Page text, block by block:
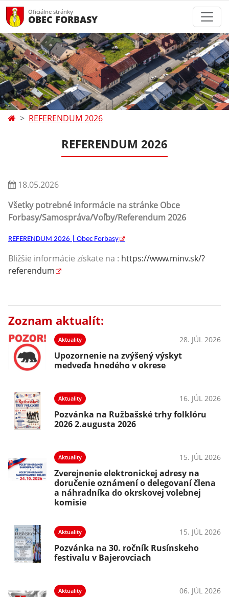
Oficiálne stránky
OBEC FORBASY
REFERENDUM 2026
REFERENDUM 2026
18.05.2026
Všetky potrebné informácie na stránke Obce
Forbasy/Samospráva/Voľby/Referendum 2026
REFERENDUM 2026 | Obec Forbasy
Bližšie informácie získate na : https://www.minv.sk/?
referendum
Zoznam aktualít:
Aktuality 28. JÚL 2026
Upozornenie na zvýšený výskyt
medveďa hnedého v okrese
Aktuality 16. JÚL 2026
Pozvánka na Ružbašské trhy folklóru
2026 2.augusta 2026
Aktuality 15. JÚL 2026
Zverejnenie elektronickej adresy na
doručenie oznámení o delegovaní člena
a náhradníka do okrskovej volebnej
komisie
Aktuality 15. JÚL 2026
Pozvánka na 30. ročník Rusínskeho
festivalu v Bajerovciach
Aktuality 06. JÚL 2026